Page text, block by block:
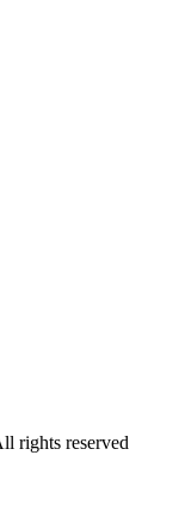
rights reserved